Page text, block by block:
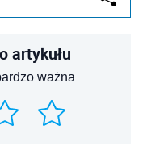
artykułu
ważna